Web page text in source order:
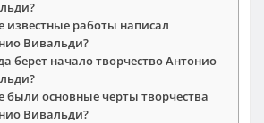
известные работы написал
Вивальди?
берет начало творчество Антонио
были основные черты творчества
Вивальди?